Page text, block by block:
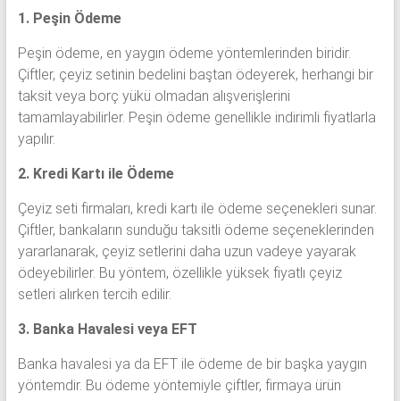
1. Peşin Ödeme
Peşin ödeme, en yaygın ödeme yöntemlerinden biridir.
Çiftler, çeyiz setinin bedelini baştan ödeyerek, herhangi bir
taksit veya borç yükü olmadan alışverişlerini
tamamlayabilirler. Peşin ödeme genellikle indirimli fiyatlarla
yapılır.
2. Kredi Kartı ile Ödeme
Çeyiz seti firmaları, kredi kartı ile ödeme seçenekleri sunar.
Çiftler, bankaların sunduğu taksitli ödeme seçeneklerinden
yararlanarak, çeyiz setlerini daha uzun vadeye yayarak
ödeyebilirler. Bu yöntem, özellikle yüksek fiyatlı çeyiz
setleri alırken tercih edilir.
3. Banka Havalesi veya EFT
Banka havalesi ya da EFT ile ödeme de bir başka yaygın
yöntemdir. Bu ödeme yöntemiyle çiftler, firmaya ürün